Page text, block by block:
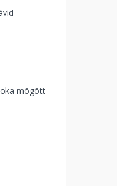
mögött